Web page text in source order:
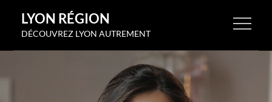
content
LYON RÉGION
DÉCOUVREZ LYON AUTREMENT